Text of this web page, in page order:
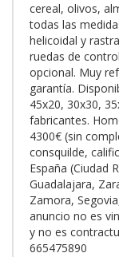
cereal, olivos,
todas las
helicoidal y
ruedas de
opcional. Muy
garantía.
45x20, 30x30,
fabricantes.
4300€ (sin
consquilde,
España (Ciudad
Guadalajara,
Zamora,
anuncio no es
y no es
665475890